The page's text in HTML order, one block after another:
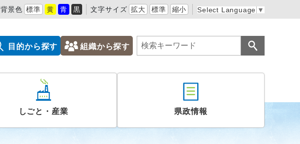
背景色 標準 黄 青 黒 文字サイズ 拡大 標準 縮小 Select Language ▼
目的から探す 組織から探す
しごと・産業 県政情報